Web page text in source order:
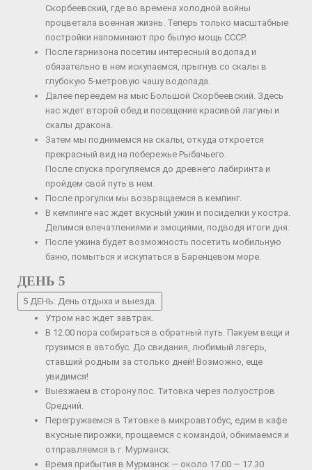
Скорбеевский, где во времена холодной войны
процветала военная жизнь. Теперь только масштабные
постройки напоминают про былую мощь СССР.
После гарнизона посетим интересный водопад и
обязательно в нем искупаемся, прыгнув со скалы в
глубокую 5-метровую чашу водопада.
Далее переедем на мыс Большой Скорбеевский. Здесь
нас ждет второй обед и посещение красивой лагуны и
скалы дракона.
Затем мы поднимемся на скалы, откуда откроется
прекрасный вид на побережье Рыбачьего.
После спуска прогуляемся до древнего лабиринта и
пройдем свой путь в нем.
После прогулки мы возвращаемся в кемпинг.
В кемпинге нас ждет вкусный ужин и посиделки у костра.
Делимся впечатлениями и эмоциями, подводя итоги дня.
После ужина будет возможность посетить мобильную
баню, помыться и искупаться в Баренцевом море.
ДЕНЬ 5
5 ДЕНЬ: День отдыха и выезда.
Утром нас ждет завтрак.
В 12.00 пора собираться в обратный путь. Пакуем вещи и
грузимся в автобус. До свидания, любимый лагерь,
ставший родным за столько дней! Возможно, еще
увидимся!
Выезжаем в сторону пос. Титовка через полуостров
Средний.
Перегружаемся в Титовке в микроавтобус, едим в кафе
вкусные пирожки, прощаемся с командой, обнимаемся и
отправляемся в г. Мурманск.
Время прибытия в Мурманск — около 17.00 — 17.30